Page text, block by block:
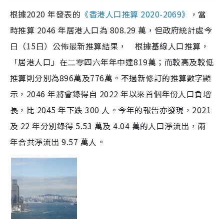
根據2020 年發表的 《香港人口推算 2020-2069》
，當
時推算 2046 年居港人口為 808.29 萬，但政府統計處今
日（15日）公佈最新推算結果，
根據基線人口推算，
「居港人口」在二零四六年年中達819萬；而較高及較低
推算則分別為896萬及776萬。 不過新修訂的推算數字顯
示，2046 年將會錄得自 2022 年以來首個年份人口負增
長，比 2045 年下跌 300 人。今年的報告亦發現，2021
及 22 年分別錄得 5.53 萬及 4.04 萬的人口淨流出，兩
年合共淨流出 9.57 萬人。